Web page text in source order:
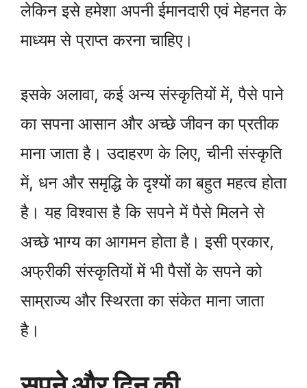
लेकिन इसे हमेशा अपनी ईमानदारी एवं मेहनत के
माध्यम से प्राप्त करना चाहिए।
इसके अलावा, कई अन्य संस्कृतियों में, पैसे पाने
का सपना आसान और अच्छे जीवन का प्रतीक
माना जाता है। उदाहरण के लिए, चीनी संस्कृति
में, धन और समृद्धि के दृश्यों का बहुत महत्व होता
है। यह विश्वास है कि सपने में पैसे मिलने से
अच्छे भाग्य का आगमन होता है। इसी प्रकार,
अफ्रीकी संस्कृतियों में भी पैसों के सपने को
साम्राज्य और स्थिरता का संकेत माना जाता
है।